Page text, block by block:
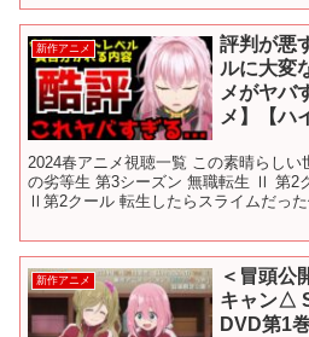
新作アニメ
評判が悪
ルに大変
メがヤバ
メ】【ハ
2024春アニメ視聴一覧 この素晴らし
の劣等生 第3シーズン 無職転生 Ⅱ 第2
Ⅱ第2クール 転生したらスライムだっ
新作アニメ
＜冒頭公
キャン△
DVD第1